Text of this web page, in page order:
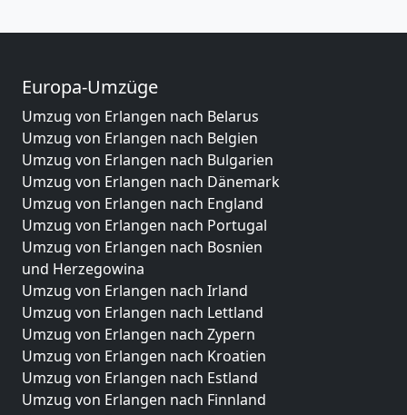
Europa-Umzüge
Umzug von Erlangen nach Belarus
Umzug von Erlangen nach Belgien
Umzug von Erlangen nach Bulgarien
Umzug von Erlangen nach Dänemark
Umzug von Erlangen nach England
Umzug von Erlangen nach Portugal
Umzug von Erlangen nach Bosnien
und Herzegowina
Umzug von Erlangen nach Irland
Umzug von Erlangen nach Lettland
Umzug von Erlangen nach Zypern
Umzug von Erlangen nach Kroatien
Umzug von Erlangen nach Estland
Umzug von Erlangen nach Finnland